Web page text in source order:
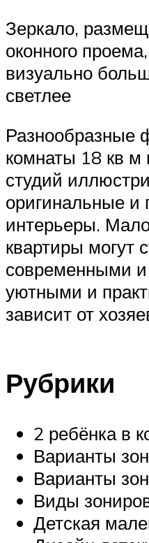
Зеркало,
оконного
визуально
светлее
Разнообразные
комнаты 18 кв м
студий
оригинальные и
интерьеры.
квартиры могут
современными
уютными и
зависит от
Рубрики
2 ребёнка в
Варианты
Варианты
Виды
Детская